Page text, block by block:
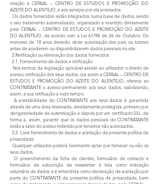
relação à CEPAAL – CENTRO DE ESTUDOS E PROMOÇÃO DO
AZEITE DO ALENTEJO, e aos serviços por ela prestados
Os dados fornecidos estão integrados numa base de dados, sendo
o seu tratamento automatizado, organizado e mantido diretamente
pela CEPAAL – CENTRO DE ESTUDOS E PROMOÇÃO DO AZEITE
DO ALENTEJO, de acordo com a Lei 67/98 de 26 de Outubro. Os
menores de 18 anos deverão obter autorização dos pais ou tutores
antes de acederem ou disponibilizarem dados pessoais no site.
2.Retificação ou eliminação dos dados fornecidos
2.1. Fornecimento de dados e retificação
Nos termos da legislação aplicável assiste ao utilizador o direito de
acesso, retificação dos seus dados, ora assim a CEPAAL – CENTRO DE
ESTUDOS E PROMOÇÃO DO AZEITE DO ALENTEJO, oferece ao
CONTRATANTE o acesso permanente aos seus dados, viabilizando,
assim, a sua retificação a todo tempo.
A acessibilidade do CONTRATANTE aos seus dados é garantida
através de uma área reservada, devidamente protegida, primeiro por
obrigatoriedade de autenticação e depois por um certificado SSL, de
forma a, assim, garantir que os dados pessoais do CONTRATANTE
estão a salvo do acesso indevido por terceiros não autorizados.
2.2. Livre fornecimento de dados e aceitação da presente política de
privacidade
Qualquer utilizador poderá livremente optar por fornecer ou não os
seus dados.
O preenchimento da ficha de clientes, formulário de contacto e
formulário de subscrição de newsletter é tida como indicação
voluntária de dados e é entendida como declaração de aceitação por
parte do CONTRATANTE da presente política de privacidade, bem